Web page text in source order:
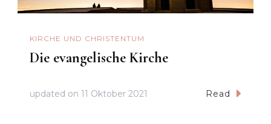
KIRCHE UND CHRISTENTUM
Die evangelische Kirche
updated on 11 Oktober 2021 Read